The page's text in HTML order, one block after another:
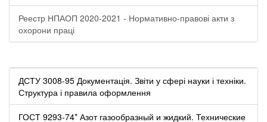
Реестр НПАОП 2020-2021 - Нормативно-правові акти з
охорони праці
ДСТУ 3008-95 Документація. Звіти у сфері науки і техніки.
Структура і правила оформлення
ГОСТ 9293-74* Азот газообразный и жидкий. Технические